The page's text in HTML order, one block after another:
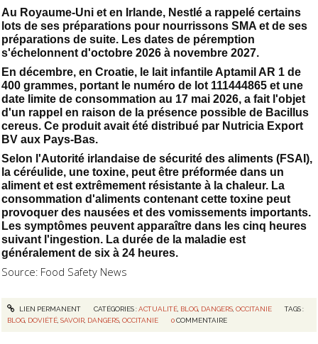
Au Royaume-Uni et en Irlande, Nestlé a rappelé certains
lots de ses préparations pour nourrissons SMA et de ses
préparations de suite. Les dates de péremption
s'échelonnent d'octobre 2026 à novembre 2027.
En décembre, en Croatie, le lait infantile Aptamil AR 1 de
400 grammes, portant le numéro de lot 111444865 et une
date limite de consommation au 17 mai 2026, a fait l'objet
d'un rappel en raison de la présence possible de Bacillus
cereus. Ce produit avait été distribué par Nutricia Export
BV aux Pays-Bas.
Selon l'Autorité irlandaise de sécurité des aliments (FSAI),
la céréulide, une toxine, peut être préformée dans un
aliment et est extrêmement résistante à la chaleur. La
consommation d'aliments contenant cette toxine peut
provoquer des nausées et des vomissements importants.
Les symptômes peuvent apparaître dans les cinq heures
suivant l'ingestion. La durée de la maladie est
généralement de six à 24 heures.
Source: Food Safety News
LIEN PERMANENT CATÉGORIES :ACTUALITÉ, BLOG, DANGERS, OCCITANIE
TAGS :
BLOG DOVIÉTÉ ,SAVOIR DANGERS ,OCCITANIE 0 COMMENTAIRE